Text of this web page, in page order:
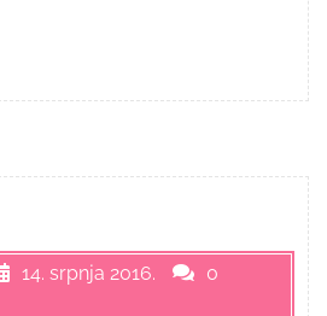
14. srpnja 2016.
0